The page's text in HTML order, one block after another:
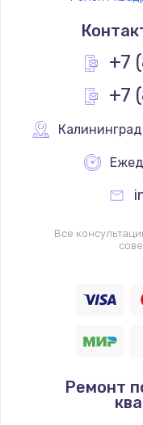
Замена
+7
+7
Калининград
Все
Ремонт